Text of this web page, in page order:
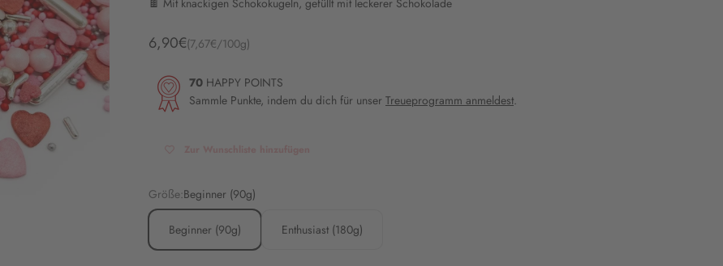
🍫 Mit knackigen Schokokugeln, gefüllt mit leckerer Schokolade
Angebot
6,90€(7,67€/100g)
70 HAPPY POINTS
Sammle Punkte, indem du dich für unser Treueprogramm anmeldest.
Größe:Beginner (90g)
Beginner (90g) Enthusiast (180g)